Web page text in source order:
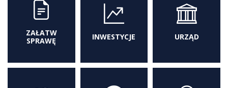
ZAŁATW
SPRAWĘ
INWESTYCJE URZĄD